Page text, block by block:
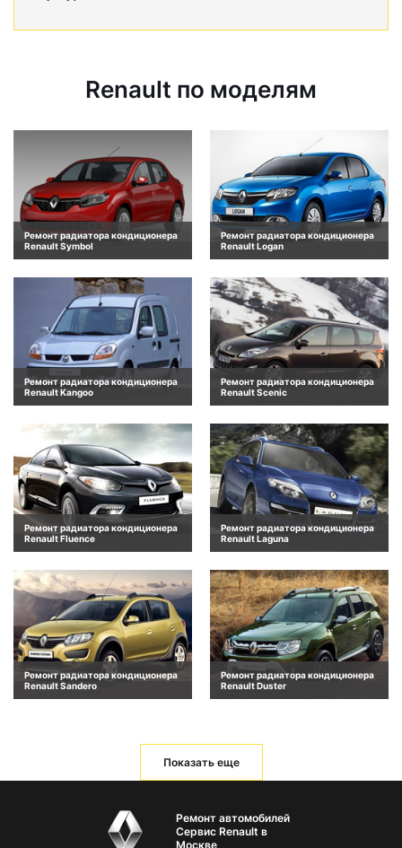
Renault по моделям
Ремонт радиатора кондиционера
Renault Symbol
Ремонт радиатора кондиционера
Renault Logan
Ремонт радиатора кондиционера
Renault Kangoo
Ремонт радиатора кондиционера
Renault Scenic
Ремонт радиатора кондиционера
Renault Fluence
Ремонт радиатора кондиционера
Renault Laguna
Ремонт радиатора кондиционера
Renault Sandero
Ремонт радиатора кондиционера
Renault Duster
Показать еще
Ремонт автомобилей
Сервис Renault в
Москве